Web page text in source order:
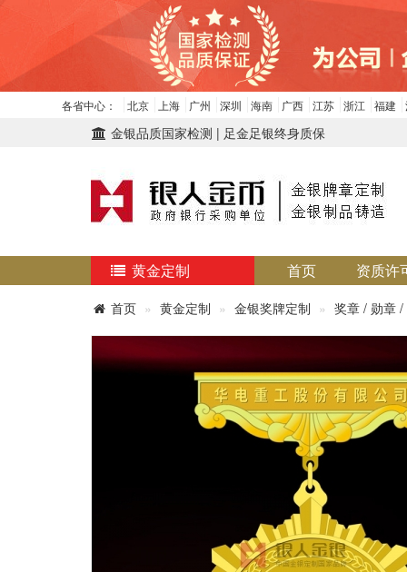
各省中心： 北京 上海 广州 深圳 海南 广西 江苏 浙江 福建
金银品质国家检测 | 足金足银终身质保
黄金定制 首页 资质许
首页 黄金定制 金银奖牌定制 奖章 / 勋章 /